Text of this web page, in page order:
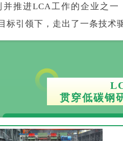
并推进LCA工作的企业之
标引领下，走出了一条技术
贯穿低碳钢